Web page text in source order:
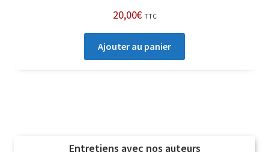
20,00€ TTC
Ajouter au panier
Entretiens avec nos auteurs